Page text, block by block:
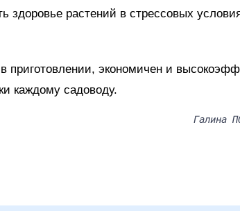
здоровье растений в стрессовых
приготовлении, экономичен и
каждому садоводу.
Галина